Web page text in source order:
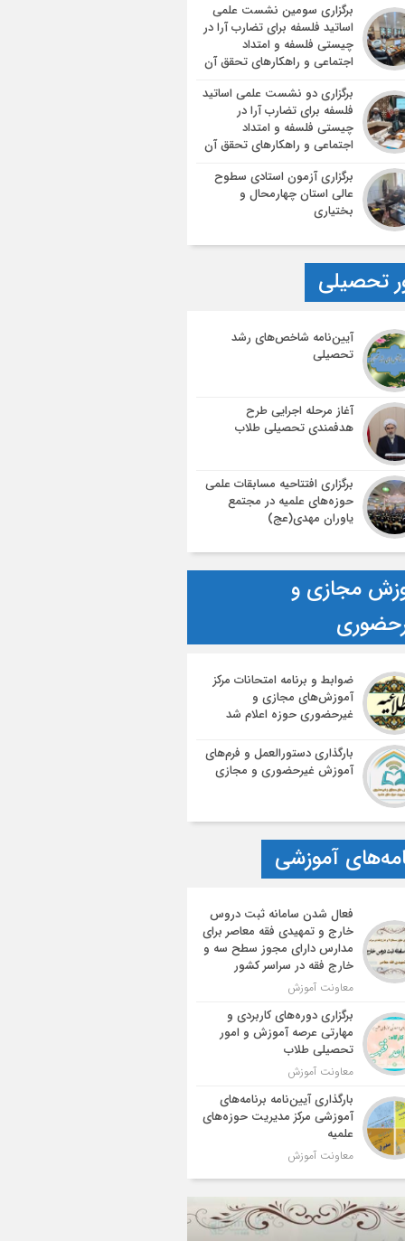
برگزاری سومین نشست علمی
اساتید فلسفه برای تضارب آرا در
چیستی فلسفه و امتداد
اجتماعی و راهکارهای تحقق آن
برگزاری دو نشست علمی اساتید
فلسفه برای تضارب آرا در
چیستی فلسفه و امتداد
اجتماعی و راهکارهای تحقق آن
برگزاری آزمون استادی سطوح
عالی استان چهارمحال و
بختیاری
تحصیلی
آیین‌نامه شاخص‌های رشد
تحصیلی
آغاز مرحله اجرایی طرح
هدفمندی تحصیلی طلاب
برگزاری افتتاحیه مسابقات علمی
حوزه‌های علمیه در مجتمع
یاوران مهدی(عج)
مجازی و
ضوابط و برنامه امتحانات مرکز
آموزش‌های مجازی و
غیرحضوری حوزه اعلام شد
بارگذاری دستورالعمل و فرم‌های
آموزش غیرحضوری و مجازی
آموزشی
فعال شدن سامانه ثبت دروس
خارج و تمهیدی فقه معاصر برای
مدارس دارای مجوز سطح سه و
خارج فقه در سراسر کشور
معاونت آموزش
برگزاری دوره‌های کاربردی و
مهارتی عرصه آموزش و امور
تحصیلی طلاب
معاونت آموزش
بارگذاری آیین‌نامه برنامه‌های
آموزشی مرکز مدیریت حوزه‌های
علمیه
معاونت آموزش